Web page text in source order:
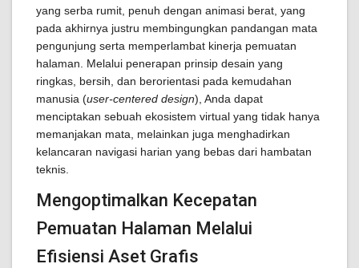
yang serba rumit, penuh dengan animasi berat, yang
pada akhirnya justru membingungkan pandangan mata
pengunjung serta memperlambat kinerja pemuatan
halaman. Melalui penerapan prinsip desain yang
ringkas, bersih, dan berorientasi pada kemudahan
manusia (user-centered design), Anda dapat
menciptakan sebuah ekosistem virtual yang tidak hanya
memanjakan mata, melainkan juga menghadirkan
kelancaran navigasi harian yang bebas dari hambatan
teknis.
Mengoptimalkan Kecepatan
Pemuatan Halaman Melalui
Efisiensi Aset Grafis